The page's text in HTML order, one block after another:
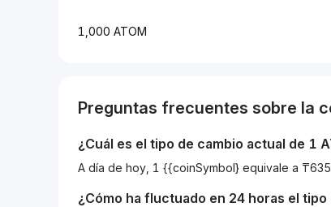
1,000 ATOM
Preguntas frecuentes sobre la
¿Cuál es el tipo de cambio actual de 1
A día de hoy, 1 {{coinSymbol} equivale a
¿Cómo ha fluctuado en 24 horas el tipo